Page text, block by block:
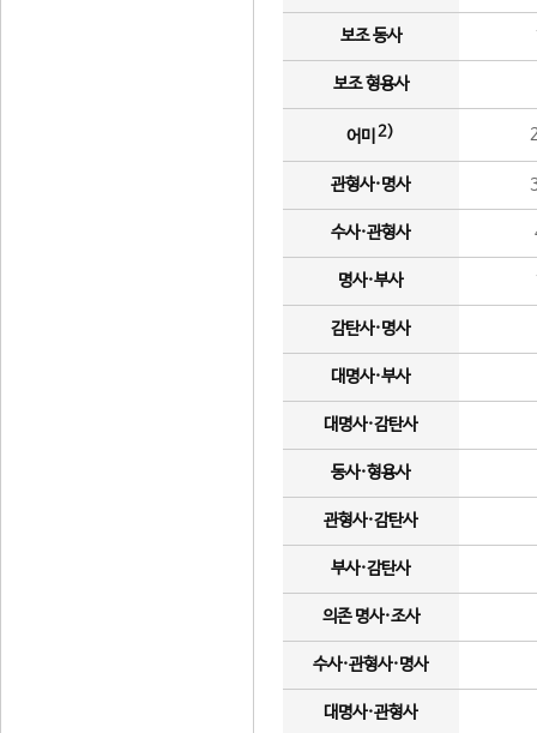
보조 동사
보조 형용사
어미 2)
관형사·명사
수사·관형사
명사·부사
감탄사·명사
대명사·부사
대명사·감탄사
동사·형용사
관형사·감탄사
부사·감탄사
의존 명사·조사
수사·관형사·명사
대명사·관형사